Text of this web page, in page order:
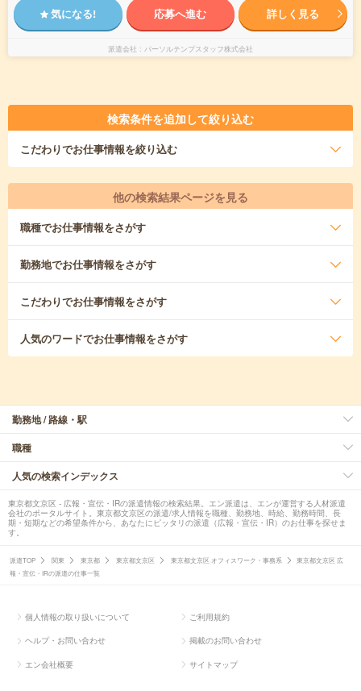
気になる! 応募へ進む 詳しく見る
派遣会社 パーソルテンプスタッフ株式会社
検索条件を追加して絞り込む
こだわりでお仕事情報を絞り込む
他の検索結果ページを見る
職種でお仕事情報をさがす
勤務地でお仕事情報をさがす
こだわりでお仕事情報をさがす
人気のワードでお仕事情報をさがす
勤務地 / 路線・駅
職種
人気の検索インデックス
東京都文京区 - 広報・宣伝・IRの派遣情報の検索結果。エン派遣は、エンが運営する人材派遣
会社のポータルサイト。東京都文京区の派遣/求人情報を職種、勤務地、時給、勤務時間、長
期・短期などの希望条件から、あなたにピッタリの派遣（広報・宣伝・IR）のお仕事を探せま
す。
派遣TOP 関東 東京都 東京都文京区 東京都文京区 オフィスワーク・事務系
東京都文京区 広
報・宣伝・IRの派遣の仕事一覧
個人情報の取り扱いについて ご利用規約
ヘルプ・お問い合わせ 掲載のお問い合わせ
エン会社概要 サイトマップ